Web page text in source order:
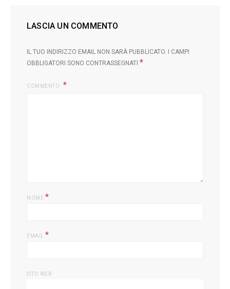
LASCIA UN COMMENTO
IL TUO INDIRIZZO EMAIL NON SARÀ PUBBLICATO.
I CAMPI
OBBLIGATORI SONO CONTRASSEGNATI *
COMMENTO
NOME *
EMAIL *
SITO WEB